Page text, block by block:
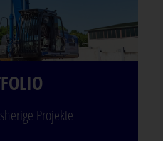
Projekte